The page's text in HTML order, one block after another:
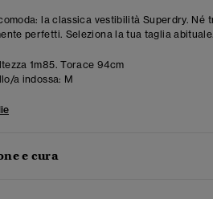
la classica vestibilità Superdry. Né
perfetti. Seleziona la tua taglia abituale.
1m85. Torace 94cm
a indossa: M
e cura